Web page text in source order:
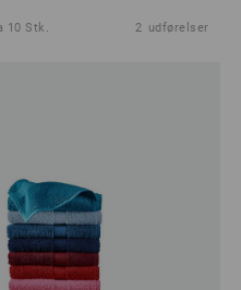
10 Stk. 2 udførelser